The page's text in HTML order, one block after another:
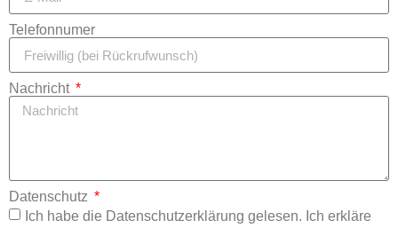
Telefonnumer
Nachricht
Datenschutz
Ich habe die Datenschutzerklärung gelesen. Ich erkläre